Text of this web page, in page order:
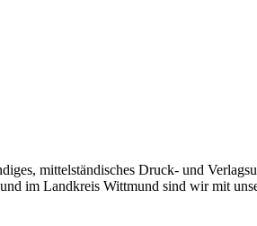
mittelständisches Druck- und
im Landkreis Wittmund sind wir mit